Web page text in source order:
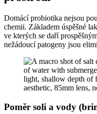
Domácí probiotika nejsou
chemii. Základem úspěšné
ve kterých se daří
nežádoucí patogeny jsou
Poměr soli a vody